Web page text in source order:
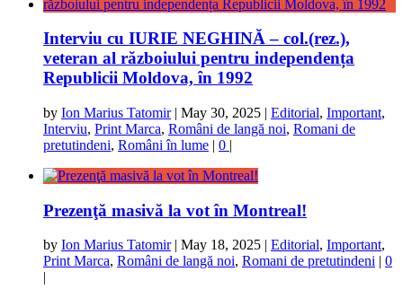
Interviu cu IURIE NEGHINĂ – col.(rez.),
veteran al războiului pentru independența
Republicii Moldova, în 1992
by Ion Marius Tatomir| May 30, 2025 | Editorial, Important,
Interviu, Print Marca, Români de langă noi, Romani de
pretutindeni, Români în lume | 0 |
Prezenţă masivă la vot în Montreal!
by Ion Marius Tatomir| May 18, 2025 | Editorial, Important,
Print Marca, Români de langă noi, Romani de pretutindeni | 0
|